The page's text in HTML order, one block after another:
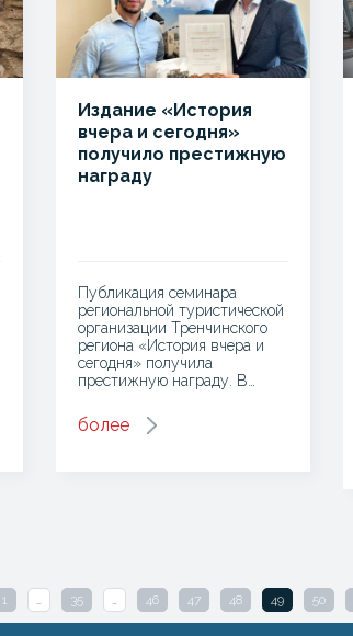
Издание «История
вчера и сегодня»
получило престижную
награду
Публикация семинара
региональной туристической
организации Тренчинского
региона «История вчера и
сегодня» получила
престижную награду. В…
более
1 … 35 … 46 47 48 49 50